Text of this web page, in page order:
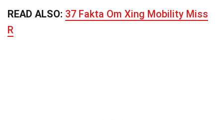
READ ALSO: 37 Fakta Om Xing Mobility Miss
R